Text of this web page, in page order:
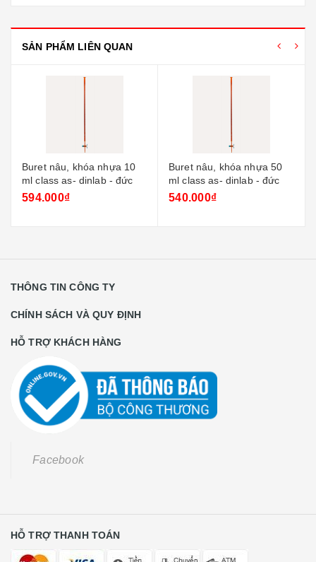
SẢN PHẨM LIÊN QUAN
Buret nâu, khóa nhựa 10
ml class as- dinlab - đức
594.000₫
Buret nâu, khóa nhựa 50
ml class as- dinlab - đức
540.000₫
THÔNG TIN CÔNG TY
CHÍNH SÁCH VÀ QUY ĐỊNH
HỖ TRỢ KHÁCH HÀNG
Facebook
HỖ TRỢ THANH TOÁN